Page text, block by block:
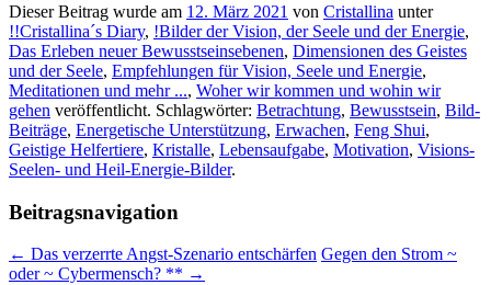
Dieser Beitrag wurde am 12. März 2021 von Cristallina unter
!!Cristallina´s Diary, !Bilder der Vision, der Seele und der Energie,
Das Erleben neuer Bewusstseinsebenen, Dimensionen des Geistes
und der Seele, Empfehlungen für Vision, Seele und Energie,
Meditationen und mehr ..., Woher wir kommen und wohin wir
gehen veröffentlicht. Schlagwörter: Betrachtung, Bewusstsein, Bild-
Beiträge, Energetische Unterstützung, Erwachen, Feng Shui,
Geistige Helfertiere, Kristalle, Lebensaufgabe, Motivation, Visions-
Seelen- und Heil-Energie-Bilder.
Beitragsnavigation
← Das verzerrte Angst-Szenario entschärfen Gegen den Strom ~
oder ~ Cybermensch? ** →